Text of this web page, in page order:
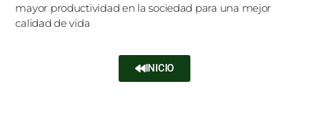
mayor productividad en la sociedad para una mejor
calidad de vida
INICIO